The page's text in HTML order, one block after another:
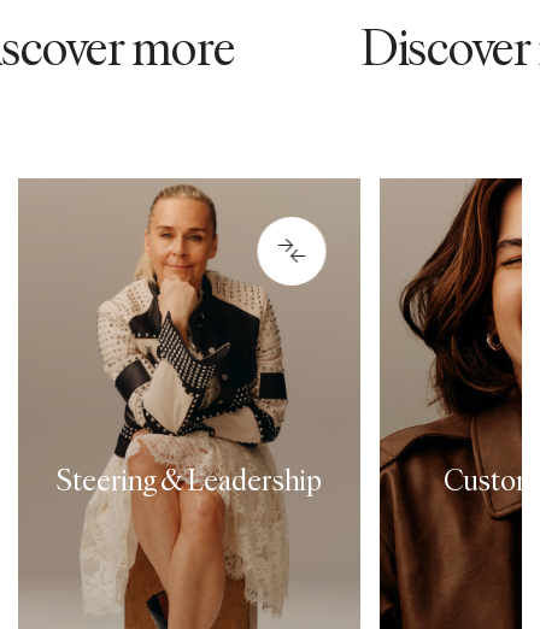
more Discover
Steering & Leadership
Customer Service
お客様をサポートし、優れた体
験を提供することで、高い顧客
満足度を実現する仕事です。
H&Mの店舗、オンラインスト
ア、ソーシャルメディアなど、
お客様体験は進化し続けていま
す。カスタマー・サービスチー
ムの一員として、問い合わせに
対応したり、問題を解決した
り、最高なサービスを提供しな
H&M社員
と、そして
らしくいら
エンパワー
る仕事で
し、すべ
お互いに
も個人と